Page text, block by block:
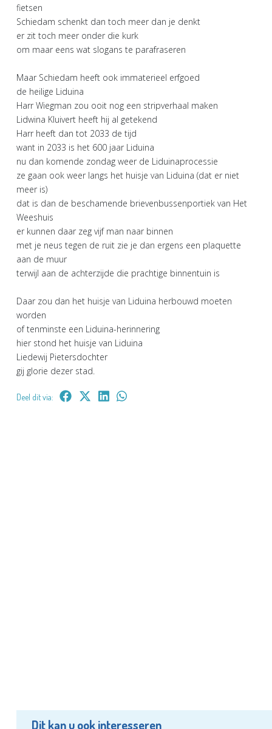
fietsen
Schiedam schenkt dan toch meer dan je denkt
er zit toch meer onder die kurk
om maar eens wat slogans te parafraseren
Maar Schiedam heeft ook immaterieel erfgoed
de heilige Liduina
Harr Wiegman zou ooit nog een stripverhaal maken
Lidwina Kluivert heeft hij al getekend
Harr heeft dan tot 2033 de tijd
want in 2033 is het 600 jaar Liduina
nu dan komende zondag weer de Liduinaprocessie
ze gaan ook weer langs het huisje van Liduina (dat er niet
meer is)
dat is dan de beschamende brievenbussenportiek van Het
Weeshuis
er kunnen daar zeg vijf man naar binnen
met je neus tegen de ruit zie je dan ergens een plaquette
aan de muur
terwijl aan de achterzijde die prachtige binnentuin is
Daar zou dan het huisje van Liduina herbouwd moeten
worden
of tenminste een Liduina-herinnering
hier stond het huisje van Liduina
Liedewij Pietersdochter
gij glorie dezer stad.
Deel dit via:
Dit kan u ook interesseren